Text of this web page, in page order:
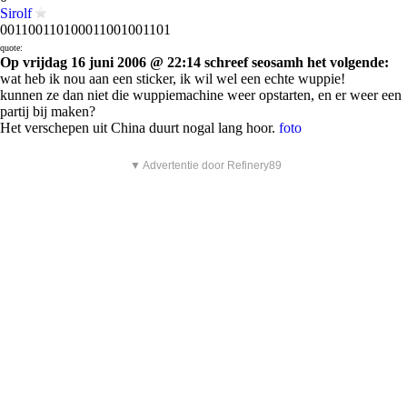
Sirolf
001100110100011001001101
quote:
Op vrijdag 16 juni 2006 @ 22:14 schreef seosamh het volgende:
wat heb ik nou aan een sticker, ik wil wel een echte wuppie!
kunnen ze dan niet die wuppiemachine weer opstarten, en er weer een
partij bij maken?
Het verschepen uit China duurt nogal lang hoor. foto
▼ Advertentie door Refinery89